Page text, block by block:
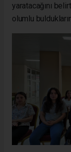
yaratacağını
olumlu